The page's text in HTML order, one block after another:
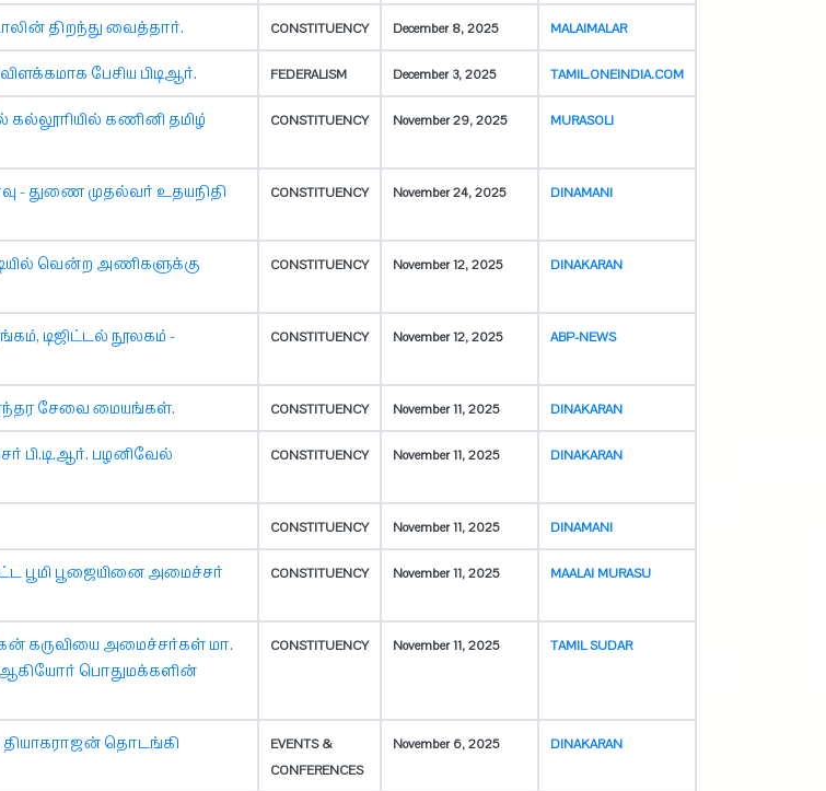
திறந்து வைத்தார். CONSTITUENCY December 8, 2025 MALAIMALAR
பேசிய பிடிஆர். FEDERALISM December 3, 2025 TAMIL.ONEINDIA.COM
கணினி தமிழ்
CONSTITUENCY November 29, 2025 MURASOLI
- துணை முதல்வர் உதயநிதி
CONSTITUENCY November 24, 2025 DINAMANI
வென்ற அணிகளுக்கு
CONSTITUENCY November 12, 2025 DINAKARAN
டிஜிட்டல் நூலகம் -
CONSTITUENCY November 12, 2025 ABP-NEWS
சேவை மையங்கள். CONSTITUENCY November 11, 2025 DINAKARAN
பி.டி.ஆர். பழனிவேல்
CONSTITUENCY November 11, 2025 DINAKARAN
CONSTITUENCY November 11, 2025 DINAMANI
பூமி பூஜையினை அமைச்சர்
CONSTITUENCY November 11, 2025 MAALAI MURASU
கருவியை அமைச்சர்கள் மா.
ஆகியோர் பொதுமக்களின்
CONSTITUENCY November 11, 2025 TAMIL SUDAR
தியாகராஜன் தொடங்கி
EVENTS &
CONFERENCES
November 6, 2025 DINAKARAN